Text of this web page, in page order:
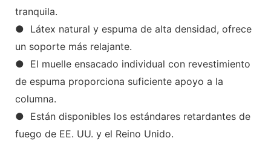
tranquila.
● Látex natural y espuma de alta densidad, ofrece
un soporte más relajante.
● El muelle ensacado individual con revestimiento
de espuma proporciona suficiente apoyo a la
columna.
● Están disponibles los estándares retardantes de
fuego de EE. UU. y el Reino Unido.